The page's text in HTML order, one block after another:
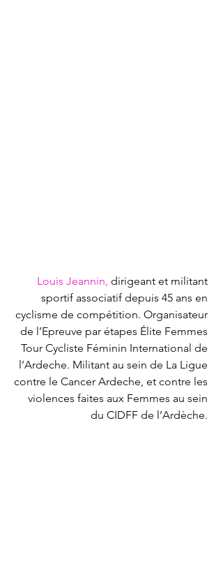
Louis Jeannin, dirigeant et militant
sportif associatif depuis 45 ans en
cyclisme de compétition. Organisateur
de l’Epreuve par étapes Élite Femmes
Tour Cycliste Féminin International de
l’Ardeche. Militant au sein de La Ligue
contre le Cancer Ardeche, et contre les
violences faites aux Femmes au sein
du CIDFF de l’Ardèche.